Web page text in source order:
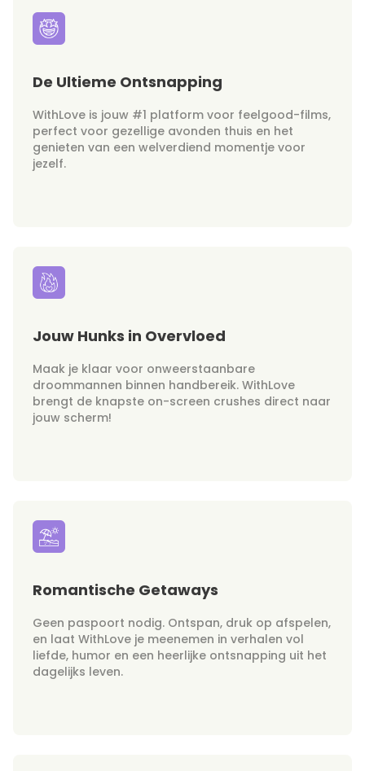
De Ultieme Ontsnapping
WithLove is jouw #1 platform voor feelgood-films,
perfect voor gezellige avonden thuis en het
genieten van een welverdiend momentje voor
jezelf.
Jouw Hunks in Overvloed
Maak je klaar voor onweerstaanbare
droommannen binnen handbereik. WithLove
brengt de knapste on-screen crushes direct naar
jouw scherm!
Romantische Getaways
Geen paspoort nodig. Ontspan, druk op afspelen,
en laat WithLove je meenemen in verhalen vol
liefde, humor en een heerlijke ontsnapping uit het
dagelijks leven.